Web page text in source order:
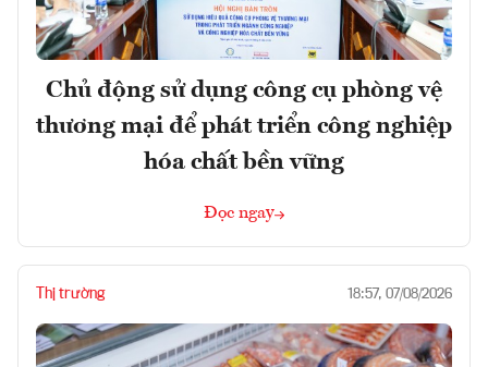
Chủ động sử dụng công cụ phòng vệ
thương mại để phát triển công nghiệp
hóa chất bền vững
Đọc ngay
Thị trường 18:57, 07/08/2026